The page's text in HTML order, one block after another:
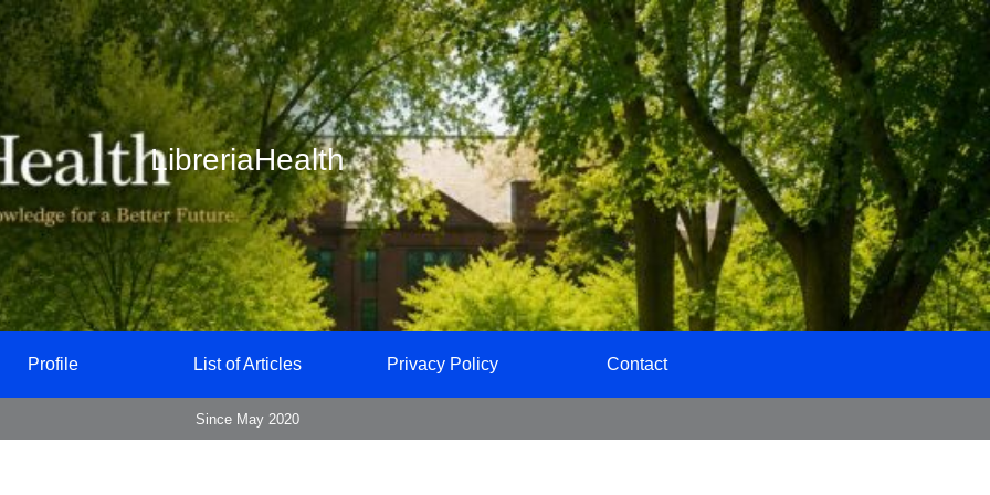
LibreriaHealth
Profile List of Articles Privacy Policy Contact
Since May 2020